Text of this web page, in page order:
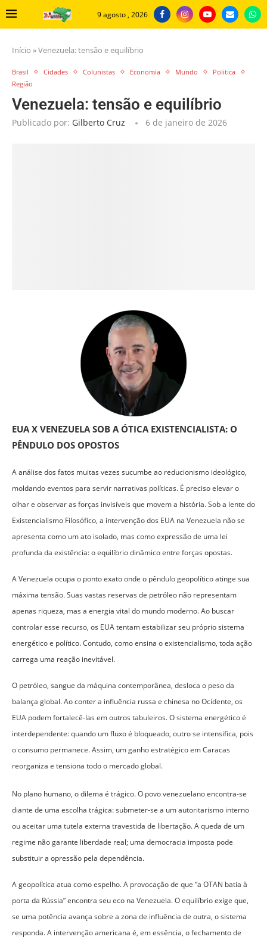
9 agosto , 2026
Início »Venezuela: tensão e equilíbrio
Brasil Cidades Colunistas Economia Mundo
Politica
Região
Venezuela: tensão e equilíbrio
Publicado por: Gilberto Cruz 6 de janeiro de 2026
EUA X VENEZUELA SOB A ÓTICA EXISTENCIALISTA: O
PÊNDULO DOS OPOSTOS
A análise dos fatos muitas vezes sucumbe ao reducionismo ideológico,
moldando eventos para servir narrativas políticas. É preciso elevar o
olhar e observar as forças invisíveis que movem a história. Sob a lente do
Existencialismo Filosófico, a intervenção dos EUA na Venezuela não se
apresenta como um ato isolado, mas como expressão de uma lei
profunda da existência: o equilíbrio dinâmico entre forças opostas.
A Venezuela ocupa o ponto exato onde o pêndulo geopolítico atinge sua
máxima tensão. Suas vastas reservas de petróleo não representam
apenas riqueza, mas a energia vital do mundo moderno. Ao buscar
controlar esse recurso, os EUA tentam estabilizar seu próprio sistema
energético e político. Contudo, como ensina o existencialismo, toda ação
carrega uma reação inevitável.
O petróleo, sangue da máquina contemporânea, desloca o peso da
balança global. Ao conter a influência russa e chinesa no Ocidente, os
EUA podem fortalecê-las em outros tabuleiros. O sistema energético é
interdependente: quando um fluxo é bloqueado, outro se intensifica, pois
o consumo permanece. Assim, um ganho estratégico em Caracas
reorganiza e tensiona todo o mercado global.
No plano humano, o dilema é trágico. O povo venezuelano encontra-se
diante de uma escolha trágica: submeter-se a um autoritarismo interno
ou aceitar uma tutela externa travestida de libertação. A queda de um
regime não garante liberdade real; uma democracia imposta pode
substituir a opressão pela dependência.
A geopolítica atua como espelho. A provocação de que “a OTAN batia à
porta da Rússia” encontra seu eco na Venezuela. O equilíbrio exige que,
se uma potência avança sobre a zona de influência de outra, o sistema
responda. A intervenção americana é, em essência, o fechamento de